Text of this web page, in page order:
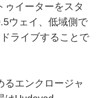
ゥイーターをスタ
ウェイ、低域側で
ライブすることで
エンクロージャ